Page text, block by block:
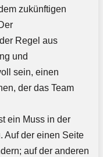
zukünftigen
Regel aus
und
sein, einen
der das Team
ein Muss in der
Auf der einen Seite
auf der anderen